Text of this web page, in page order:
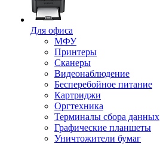
Для офиса
МФУ
Принтеры
Сканеры
Видеонаблюдение
Бесперебойное питание
Картриджи
Оргтехника
Терминалы сбора данных
Графические планшеты
Уничтожители бумаг